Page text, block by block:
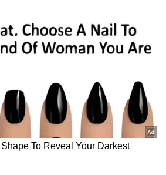
ರೂಪಾಯಿ ಕೊಡಲಿಲ್ಲ.
ತೆರಿಗೆ ಪಡೆದು ಈಗ ಬೆಂಗಳೂರಿನ್ನ
ಪ್ರಧಾನಿಯವರು ಹೀಗೆ ಮಾತಾಡುವುದು
ಗಳಿಸುವುದು ಕಷ್ಟ ಎಂದು ಸಚಿವ
ವ್ಯಕ್ತಪಡಿಸಿದರು.‌
ನರೇಂದ್ರ ಮೋದಿ ಕೊಡುಗೆ